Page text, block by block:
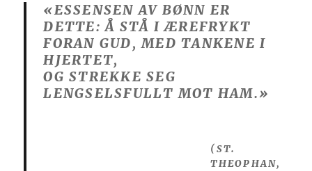
«ESSENSEN AV BØNN ER
DETTE: Å STÅ I ÆREFRYKT
FORAN GUD, MED TANKENE I
HJERTET,
OG STREKKE SEG
LENGSELSFULLT MOT HAM.»
(ST.
THEOPHAN,